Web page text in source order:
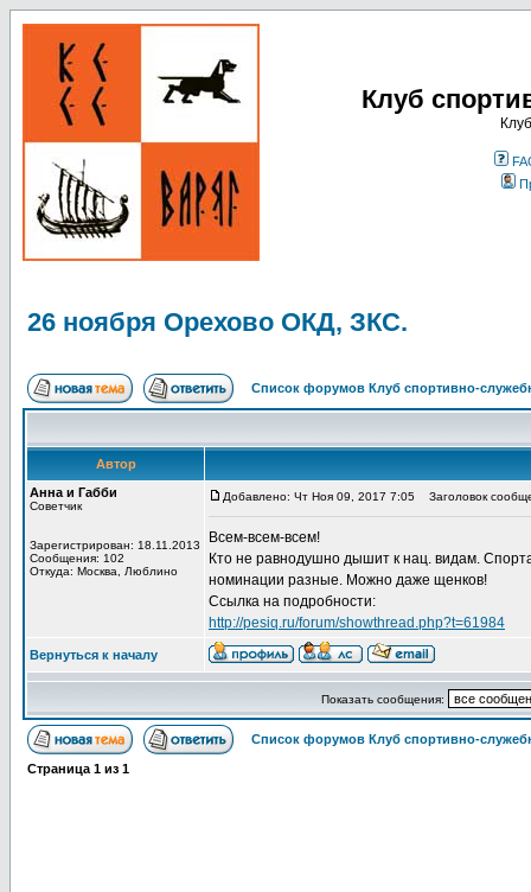
Клуб
26 ноября Орехово ОКД, ЗКС.
Список форумов Клуб спортивно-
Автор
Анна и Габби
Советчик
Зарегистрирован: 18.11.2013
Сообщения: 102
Откуда: Москва, Люблино
Добавлено: Чт Ноя 09, 2017 7:05 Заголовок
Всем-всем-всем!
Кто не равнодушно дышит к нац. видам.
номинации разные. Можно даже щенков!
Ссылка на подробности:
http://pesiq.ru/forum/showthread.php?t=61984
Вернуться к началу
Показать сообщения:
Список форумов Клуб спортивно-
Страница 1 из 1